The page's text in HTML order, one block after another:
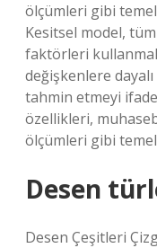
ölçümleri gibi
Kesitsel model,
faktörleri
değişkenlere
tahmin etmeyi
özellikleri,
ölçümleri gibi
Desen
Desen Çeşitleri